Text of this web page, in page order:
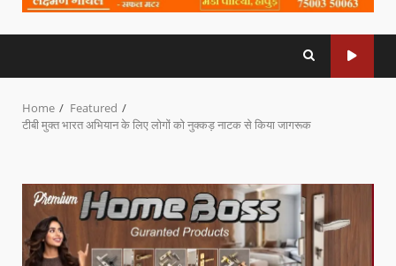
Home
Featured
टीबी मुक्त भारत अभियान के लिए लोगों को नुक्कड़ नाटक से किया जागरूक